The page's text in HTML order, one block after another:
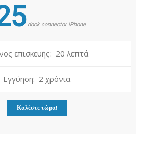
dock connector iPhone
επισκευής: 20 λεπτά
Εγγύηση: 2 χρόνια
Καλέστε τώρα!